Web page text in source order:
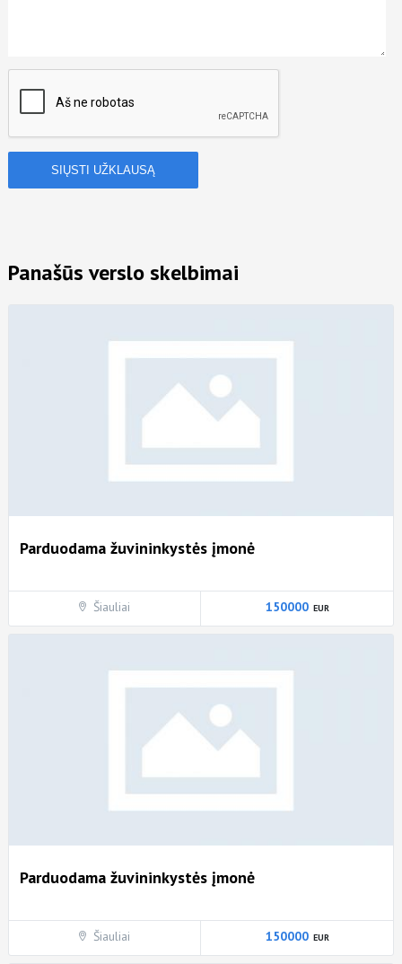
Panašūs verslo skelbimai
Parduodama žuvininkystės įmonė
Šiauliai 150000
Parduodama žuvininkystės įmonė
Šiauliai 150000